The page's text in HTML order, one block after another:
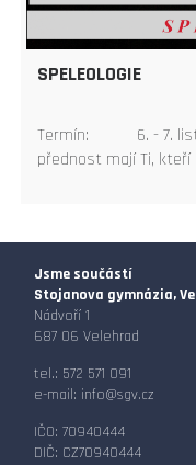
SPELEOLOGIE
Termín: 6. - 7.
přednost mají Ti, kteří
Jsme součástí
Stojanova gymnázia,
Nádvoří 1
687 06 Velehrad
tel.: 572 571 091
e-mail: info@sgv.cz
IČO: 70940444
DIČ: CZ70940444